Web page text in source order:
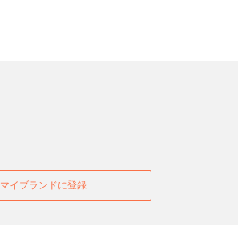
マイブランドに登録